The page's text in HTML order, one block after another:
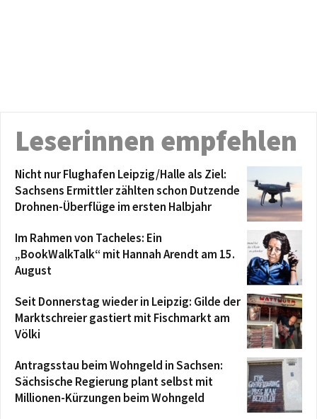
Leserinnen empfehlen
Nicht nur Flughafen Leipzig/Halle als Ziel:
Sachsens Ermittler zählten schon Dutzende
Drohnen-Überflüge im ersten Halbjahr
Im Rahmen von Tacheles: Ein
„BookWalkTalk“ mit Hannah Arendt am 15.
August
Seit Donnerstag wieder in Leipzig: Gilde der
Marktschreier gastiert mit Fischmarkt am
Völki
Antragsstau beim Wohngeld in Sachsen:
Sächsische Regierung plant selbst mit
Millionen-Kürzungen beim Wohngeld